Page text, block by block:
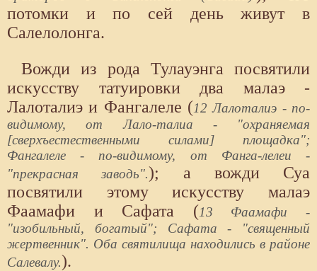
потомки и по сей день живут в
Салелолонга.
Вожди из рода Тулауэнга посвятили
искусству татуировки два малаэ -
Лалоталиэ и Фангалеле (12 Лалоталиэ - по-
видимому, от Лало-талиа - "охраняемая
[сверхъестественными силами] площадка";
Фангалеле - по-видимому, от Фанга-лелеи -
"прекрасная заводь".); а вожди Суа
посвятили этому искусству малаэ
Фаамафи и Сафата (13 Фаамафи -
"изобильный, богатый"; Сафата - "священный
жертвенник". Оба святилища находились в районе
Салевалу.).